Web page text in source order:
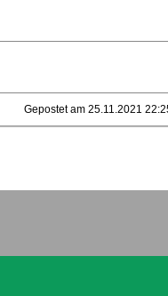
Gepostet am 25.11.2021